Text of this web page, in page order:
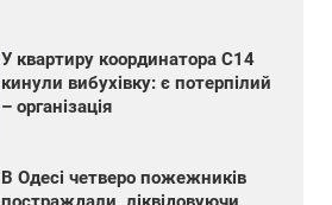
У квартиру координатора С14
кинули вибухівку: є потерпілий
– організація
В Одесі четверо пожежників